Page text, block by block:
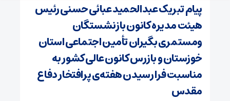
پیام تبریک عبدالحمید عبائی حسنی رئیس
هیئت مدیره کانون بازنشستگان
ومستمری بگیران تأمین اجتماعی استان
خوزستان و بازرس کانون عالی کشور به
مناسبت فرا رسیدن هفته‌ی پرافتخار دفاع
مقدس